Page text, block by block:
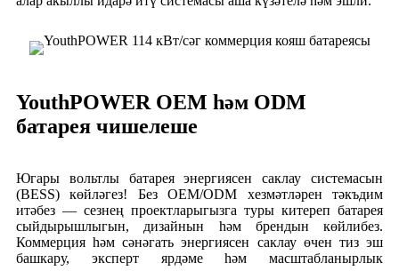
YouthPOWER OEM һәм ODM
батарея чишелеше
Югары вольтлы батарея энергиясен саклау системасын
(BESS) көйләгез! Без OEM/ODM хезмәтләрен тәкъдим
итәбез — сезнең проектларыгызга туры китереп батарея
сыйдырышлыгын, дизайнын һәм брендын көйлибез.
Коммерция һәм сәнәгать энергиясен саклау өчен тиз эш
башкару, эксперт ярдәме һәм масштабланырлык